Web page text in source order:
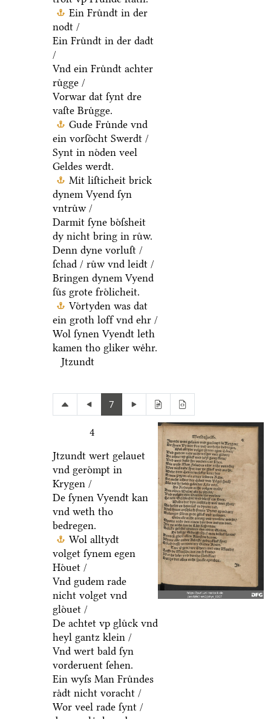
Ein Fruͤndt in der
nodt /
Ein Fruͤndt in der dadt
/
Vnd ein Fruͤndt achter
ruͤgge /
Vorwar dat ſynt dre
vaſte Bruͤgge.
Gude Fruͤnde vnd
ein vorſoͤcht Swerdt /
Synt in noͤden veel
Geldes werdt.
Mit liſticheit brick
dynem Vyend ſyn
vntruͤw /
Darmit ſyne boͤſsheit
dy nicht bring in ruͤw.
Denn dyne vorluſt /
ſchad / ruͤw vnd leidt /
Bringen dynem Vyend
ſuͤs grote froͤlicheit.
Voͤrtyden was dat
ein groth loff vnd ehr /
Wol ſynen Vyendt leth
kamen tho gliker weͤhr.
Jtzundt
7
4
Jtzundt wert gelauet
vnd geroͤmpt in
Krygen /
De ſynen Vyendt kan
vnd weth tho
bedregen.
Wol alltydt
volget ſynem egen
Hoͤuet /
Vnd gudem rade
nicht volget vnd
gloͤuet /
De achtet vp gluͤck vnd
heyl gantz klein /
Vnd wert bald ſyn
vorderuent ſehen.
Ein wyſs Man Fruͤndes
raͤdt nicht voracht /
Wor veel rade ſynt /